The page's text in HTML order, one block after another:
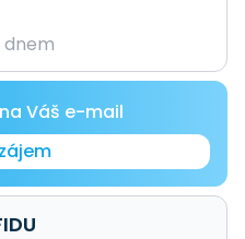
dnem
Váš e-mail